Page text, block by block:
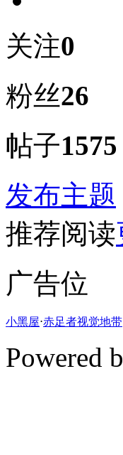
关注0
粉丝26
帖子1575
发布主题
推荐阅读
广告位
小黑屋⋅赤足者视觉地带
Powered